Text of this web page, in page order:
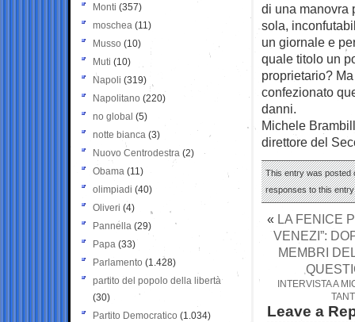
di una manovra
sola,
un giornale e
quale titolo un
proprietario?
confezionato
danni.
Michele
direttore del
This entry was posted
responses to this
« LA FENICE
VENEZI”:
MEMBRI
INTERVISTA A
Leave a
Monti (357)
moschea (11)
Musso (10)
Muti (10)
Napoli (319)
Napolitano (220)
no global (5)
notte bianca (3)
Nuovo Centrodestra (2)
Obama (11)
olimpiadi (40)
Oliveri (4)
Pannella (29)
Papa (33)
Parlamento (1.428)
partito del popolo della libertà
(30)
Partito Democratico (1.034)